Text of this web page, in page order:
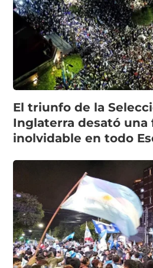
El triunfo de la
Inglaterra desató una
inolvidable en todo